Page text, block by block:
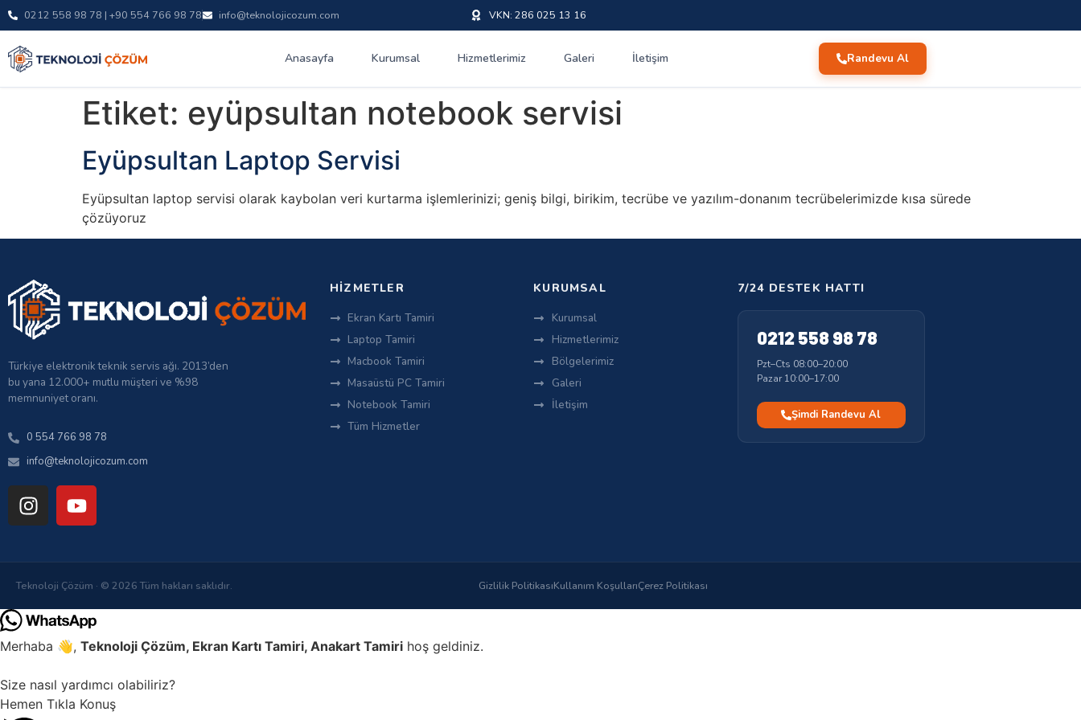
0212 558 98 78 | +90 554 766 98 78 info@teknolojicozum.com VKN: 286 025 13 16
Anasayfa Kurumsal Hizmetlerimiz Galeri İletişim Randevu Al
Etiket: eyüpsultan notebook servisi
Eyüpsultan Laptop Servisi
Eyüpsultan laptop servisi olarak kaybolan veri kurtarma işlemlerinizi; geniş bilgi, birikim, tecrübe ve yazılım-donanım tecrübelerimizde kısa sürede
çözüyoruz
Türkiye elektronik teknik servis ağı. 2013’den
bu yana 12.000+ mutlu müşteri ve %98
memnuniyet oranı.
0 554 766 98 78
info@teknolojicozum.com
HIZMETLER
Ekran Kartı Tamiri
Laptop Tamiri
Macbook Tamiri
Masaüstü PC Tamiri
Notebook Tamiri
Tüm Hizmetler
KURUMSAL
Kurumsal
Hizmetlerimiz
Bölgelerimiz
Galeri
İletişim
7/24 DESTEK HATTI
0212 558 98 78
Pzt–Cts 08:00–20:00
Pazar 10:00–17:00
Şimdi Randevu Al
Teknoloji Çözüm · © 2026 Tüm hakları saklıdır. Gizlilik PolitikasıKullanım KoşullarıÇerez Politikası
Merhaba 👋, Teknoloji Çözüm, Ekran Kartı Tamiri, Anakart Tamiri hoş geldiniz.
Size nasıl yardımcı olabiliriz?
Hemen Tıkla Konuş